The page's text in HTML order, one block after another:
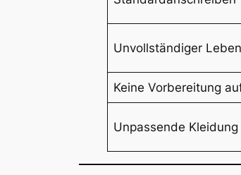
Unvollständiger
Keine Vorbereitung
Unpassende